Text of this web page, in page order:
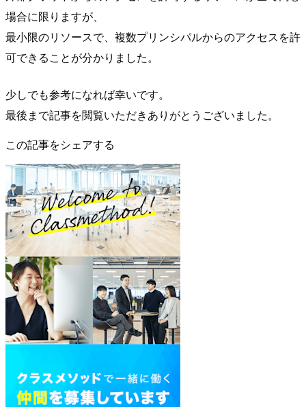
場合に限りますが、
最小限のリソースで、複数プリンシパルからのアクセスを許
可できることが分かりました。
少しでも参考になれば幸いです。
最後まで記事を閲覧いただきありがとうございました。
この記事をシェアする